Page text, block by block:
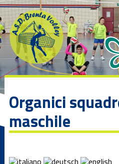
Organici
maschile